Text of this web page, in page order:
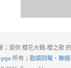
；提供 櫻花大戰-櫻之歌
所有； 勘誤回報、聯絡